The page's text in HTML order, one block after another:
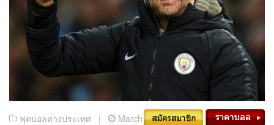
ฟุตบอลต่างประเทศ | March 3, 2021